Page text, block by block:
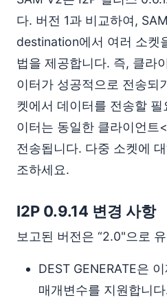
다. 버전 1과 비교하여,
destination에서 여러 소켓
법을 제공합니다. 즉, 클라
이터가 성공적으로 전송되
켓에서 데이터를 전송할
이터는 동일한 클라이언트
전송됩니다. 다중 소켓에
조하세요.
I2P 0.9.14 변경 사항
보고된 버전은 “2.0"으로
DEST GENERATE은
매개변수를 지원합니